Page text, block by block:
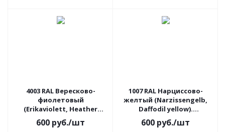
4003 RAL Вересково-
фиолетовый
(Erikaviolett, Heather
violet). Аэрозольный
баллон с краской
600 руб./шт
1007 RAL Нарциссово-
желтый (Narzissengelb,
Daffodil yellow).
Аэрозольный баллон с
краской
600 руб./шт